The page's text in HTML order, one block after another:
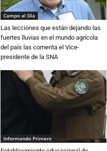
Campo al Día
Las lecciones que están dejando las
fuertes lluvias en el mundo agrícola
del país las comenta el Vice-
presidente de la SNA
Informando Primero